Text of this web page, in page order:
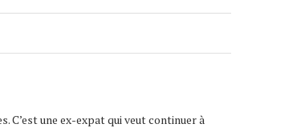
C’est une ex-expat qui veut continuer à